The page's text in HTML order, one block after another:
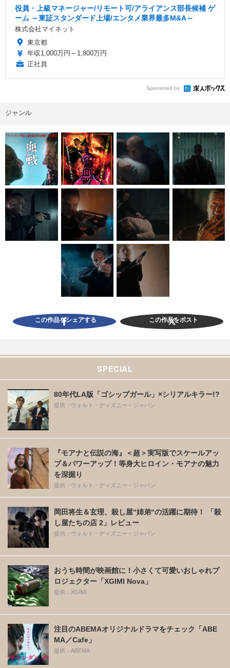
役員・上級マネージャー/リモート可/アライアンス部長候補 ゲ
ーム ～東証スタンダード上場/エンタメ業界最多M&A～
株式会社マイネット
東京都
年収1,000万円～1,800万円
正社員
Sponsored by
ジャンル
この作品をシェアする この作品をポスト
SPECIAL
80年代LA版「ゴシップガール」×シリアルキラー!?
提供：ウォルト・ディズニー・ジャパン
『モアナと伝説の海』＜超＞実写版でスケールアッ
プ＆パワーアップ！等身大ヒロイン・モアナの魅力
を深掘り
提供：ウォルト・ディズニー・ジャパン
岡田将生＆玄理、殺し屋“姉弟“の活躍に期待！ 「殺
し屋たちの店 2」レビュー
提供：ウォルト・ディズニー・ジャパン
おうち時間が映画館に！小さくて可愛いおしゃれプ
ロジェクター「XGIMI Nova」
提供：XGIMI
注目のABEMAオリジナルドラマをチェック「ABE
MA／Cafe」
提供：ABEMA